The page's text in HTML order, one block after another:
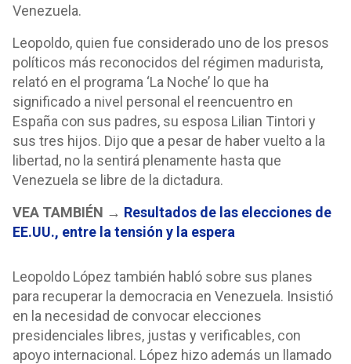
Venezuela.
Leopoldo, quien fue considerado uno de los presos
políticos más reconocidos del régimen madurista,
relató en el programa ‘La Noche’ lo que ha
significado a nivel personal el reencuentro en
España con sus padres, su esposa Lilian Tintori y
sus tres hijos. Dijo que a pesar de haber vuelto a la
libertad, no la sentirá plenamente hasta que
Venezuela se libre de la dictadura.
VEA TAMBIÉN → Resultados de las elecciones de
EE.UU., entre la tensión y la espera
Leopoldo López también habló sobre sus planes
para recuperar la democracia en Venezuela. Insistió
en la necesidad de convocar elecciones
presidenciales libres, justas y verificables, con
apoyo internacional. López hizo además un llamado